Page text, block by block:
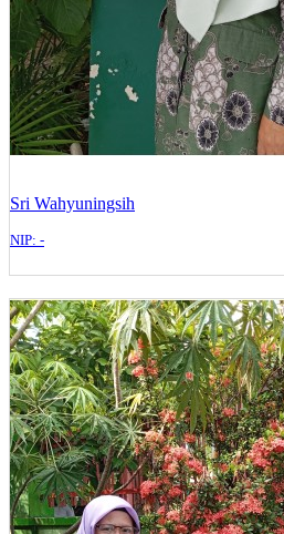
Sri Wahyuningsih
NIP: -